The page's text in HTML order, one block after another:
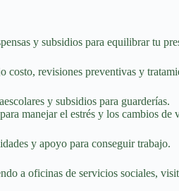
y subsidios para equilibrar tu
costo, revisiones preventivas y
y subsidios para guarderías.
manejar el estrés y los cambios de
y apoyo para conseguir trabajo.
a oficinas de servicios sociales,